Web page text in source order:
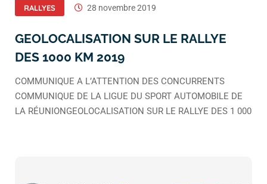
RALLYES 28 novembre 2019
GEOLOCALISATION SUR LE RALLYE
DES 1000 KM 2019
COMMUNIQUE A L’ATTENTION DES CONCURRENTS
COMMUNIQUE DE LA LIGUE DU SPORT AUTOMOBILE DE
LA RÉUNIONGEOLOCALISATION SUR LE RALLYE DES 1 000